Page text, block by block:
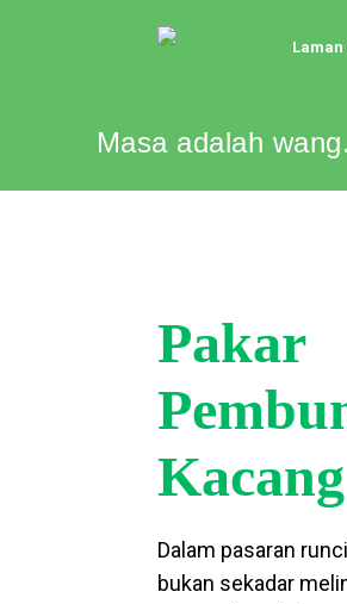
Laman
Masa adalah
Pakar
Dalam pasaran
bukan sekadar